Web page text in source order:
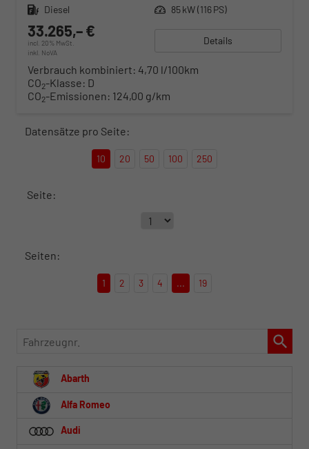
Kraftstoff Diesel Leistung 85 kW (116 PS)
33.265,– €
incl. 20% MwSt.
inkl. NoVA
Details
Verbrauch kombiniert: 4,70 l/100km
CO2-Klasse: D
CO2-Emissionen: 124,00 g/km
Datensätze pro Seite:
10 20 50 100 250
Seite:
Seiten:
1 2 3 4 ... 19
Fahrzeugnr.
Abarth
Alfa Romeo
Audi